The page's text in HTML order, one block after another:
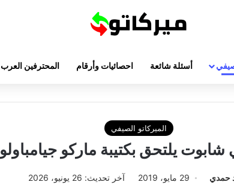
أسئلة شائعة احصائيات وأرقام المحترفين العرب
الميركاتو الصيفي
شابوت يلتحق بكتيبة ماركو جيامباولو
حمدي 29 مايو، 2019 آخر تحديث: 26 يونيو، 2026